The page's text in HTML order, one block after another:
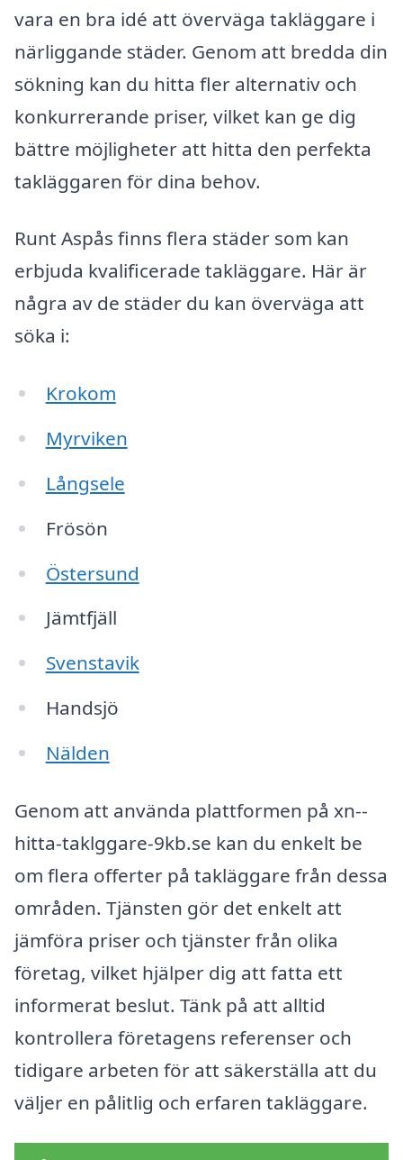
vara en bra idé att överväga takläggare i
närliggande städer. Genom att bredda din
sökning kan du hitta fler alternativ och
konkurrerande priser, vilket kan ge dig
bättre möjligheter att hitta den perfekta
takläggaren för dina behov.
Runt Aspås finns flera städer som kan
erbjuda kvalificerade takläggare. Här är
några av de städer du kan överväga att
söka i:
Krokom
Myrviken
Långsele
Frösön
Östersund
Jämtfjäll
Svenstavik
Handsjö
Nälden
Genom att använda plattformen på xn--
hitta-taklggare-9kb.se kan du enkelt be
om flera offerter på takläggare från dessa
områden. Tjänsten gör det enkelt att
jämföra priser och tjänster från olika
företag, vilket hjälper dig att fatta ett
informerat beslut. Tänk på att alltid
kontrollera företagens referenser och
tidigare arbeten för att säkerställa att du
väljer en pålitlig och erfaren takläggare.